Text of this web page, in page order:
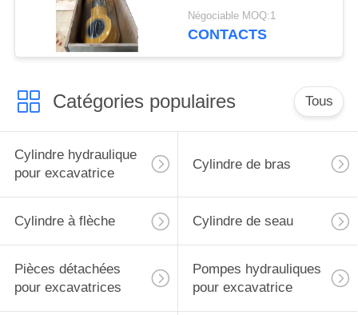
avec bouchon de bras
pour excavatrice
Négociable MOQ:1
CONTACTS
Catégories populaires Tous
Cylindre hydraulique
pour excavatrice
Cylindre de bras
Cylindre à flèche Cylindre de seau
Pièces détachées
pour excavatrices
Pompes hydrauliques
pour excavatrice